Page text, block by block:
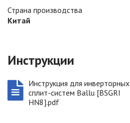
Страна производства
Китай
Инструкции
Инструкция для инверторных
сплит-систем Ballu [BSGRI
HN8].pdf